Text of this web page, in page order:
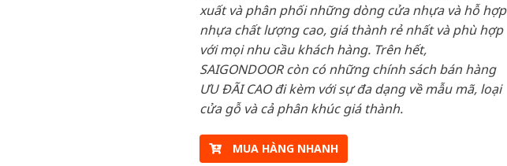
xuất và phân phối những dòng cửa nhựa và hỗ hợp
nhựa chất lượng cao, giá thành rẻ nhất và phù hợp
với mọi nhu cầu khách hàng. Trên hết,
SAIGONDOOR còn có những chính sách bán hàng
ƯU ĐÃI CAO đi kèm với sự đa dạng về mẫu mã, loại
cửa gỗ và cả phân khúc giá thành.
MUA HÀNG NHANH